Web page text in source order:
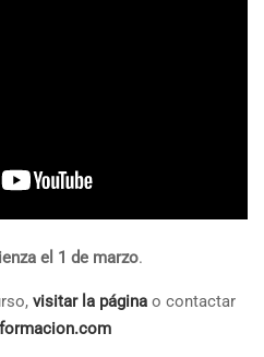
el 1 de marzo.
visitar la página o contactar